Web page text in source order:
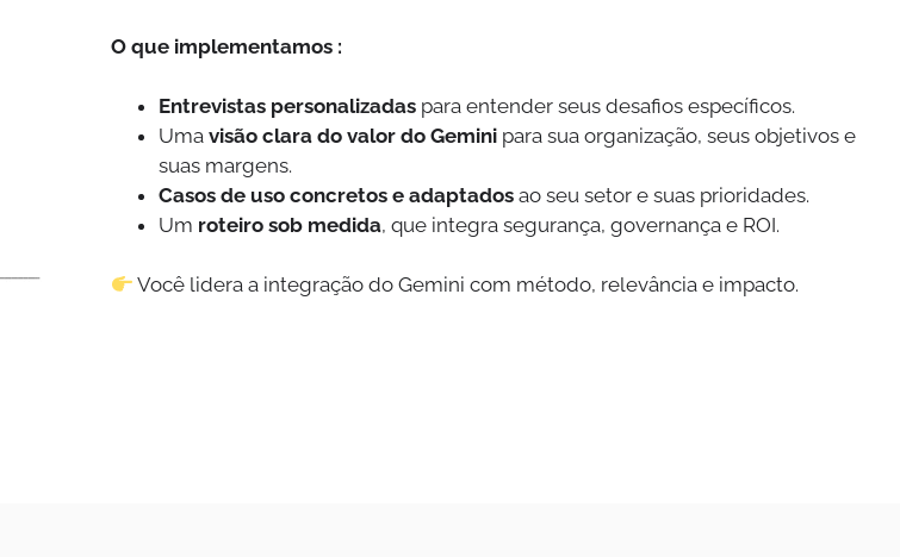
O que implementamos :
Entrevistas personalizadas para entender seus desafios específicos.
Uma visão clara do valor do Gemini para sua organização, seus objetivos e
suas margens.
Casos de uso concretos e adaptados ao seu setor e suas prioridades.
Um roteiro sob medida, que integra segurança, governança e ROI.
Você lidera a integração do Gemini com método, relevância e impacto.